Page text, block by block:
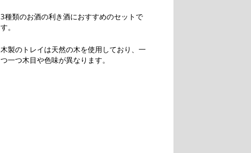
3種類のお酒の利き酒におすすめのセットで
す。
木製のトレイは天然の木を使用しており、一
つ一つ木目や色味が異なります。